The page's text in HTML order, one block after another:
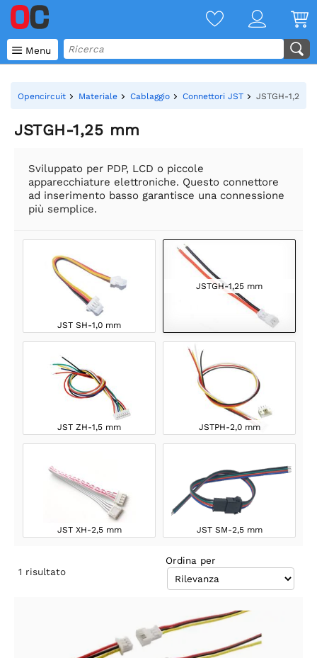
 Menu
Opencircuit Materiale Cablaggio Connettori JST JSTGH-1,25
JSTGH-1,25 mm
Sviluppato per PDP, LCD o piccole
apparecchiature elettroniche. Questo connettore
ad inserimento basso garantisce una connessione
più semplice.
JST SH-1,0 mm
JSTGH-1,25 mm
JST ZH-1,5 mm JSTPH-2,0 mm
JST XH-2,5 mm JST SM-2,5 mm
1 risultato
Ordina per